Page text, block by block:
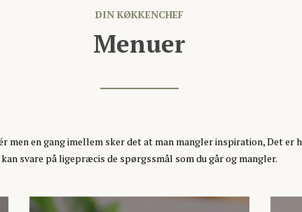
DIN KØKKENCHEF
Menuer
men en gang imellem sker det at man mangler inspiration, Det
kan svare på ligepræcis de spørgssmål som du går og mangler.